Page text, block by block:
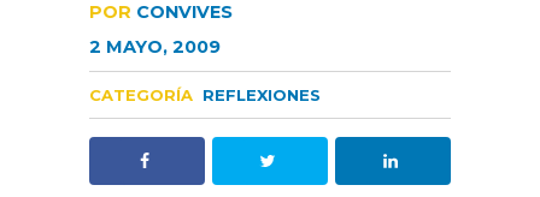
POR CONVIVES
2 MAYO, 2009
CATEGORÍA REFLEXIONES